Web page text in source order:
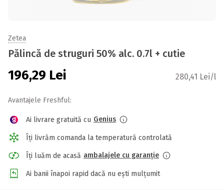
Zetea
Pălincă de struguri 50% alc. 0.7l + cutie
196,29 Lei 280,41 Lei/l
Avantajele Freshful:
Ai livrare gratuită cu Genius
Îți livrăm comanda la temperatură controlată
Îți luăm de acasă ambalajele cu garanție
Ai banii înapoi rapid dacă nu ești mulțumit